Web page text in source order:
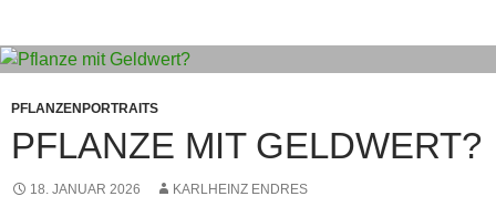
PFLANZENPORTRAITS
PFLANZE MIT GELDWERT?
18. JANUAR 2026 KARLHEINZ ENDRES